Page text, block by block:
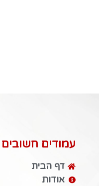
עמודים חשובים
דף הבית
אודות